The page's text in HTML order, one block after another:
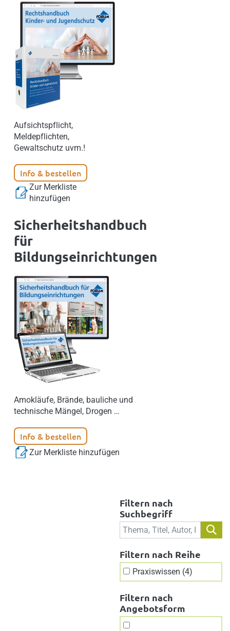
Aufsichtspflicht,
Meldepflichten,
Gewaltschutz uvm.!
Info & bestellen
Zur Merkliste
hinzufügen
Sicherheitshandbuch
für
Bildungseinrichtungen
Amokläufe, Brände, bauliche und
technische Mängel, Drogen …
Info & bestellen
Zur Merkliste hinzufügen
Filtern nach
Suchbegriff
Filtern nach Reihe
Praxiswissen (4)
Filtern nach
Angebotsform